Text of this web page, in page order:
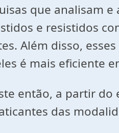
que analisam
e resistidos
Além disso,
é mais eficiente
então, a partir
das